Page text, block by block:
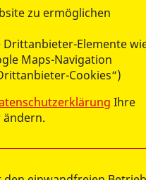
zu ermöglichen
Elemente
Maps-Navigation
Cookies“)
Ihre